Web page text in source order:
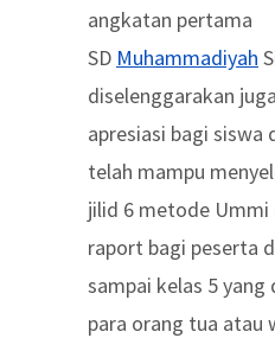
angkatan pertama
SD Muhammadiyah
diselenggarakan
apresiasi bagi siswa
telah mampu
jilid 6 metode Ummi
raport bagi peserta
sampai kelas 5
para orang tua atau